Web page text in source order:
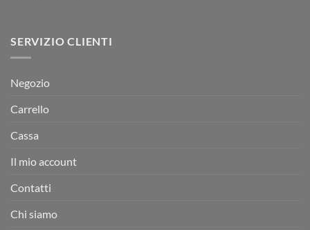
SERVIZIO CLIENTI
Negozio
Carrello
Cassa
Il mio account
Contatti
Chi siamo